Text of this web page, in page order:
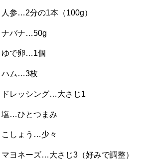
人参…2分の1本（100g）
ナバナ…50g
ゆで卵…1個
ハム…3枚
ドレッシング…大さじ1
塩…ひとつまみ
こしょう…少々
マヨネーズ…大さじ3（好みで調整）